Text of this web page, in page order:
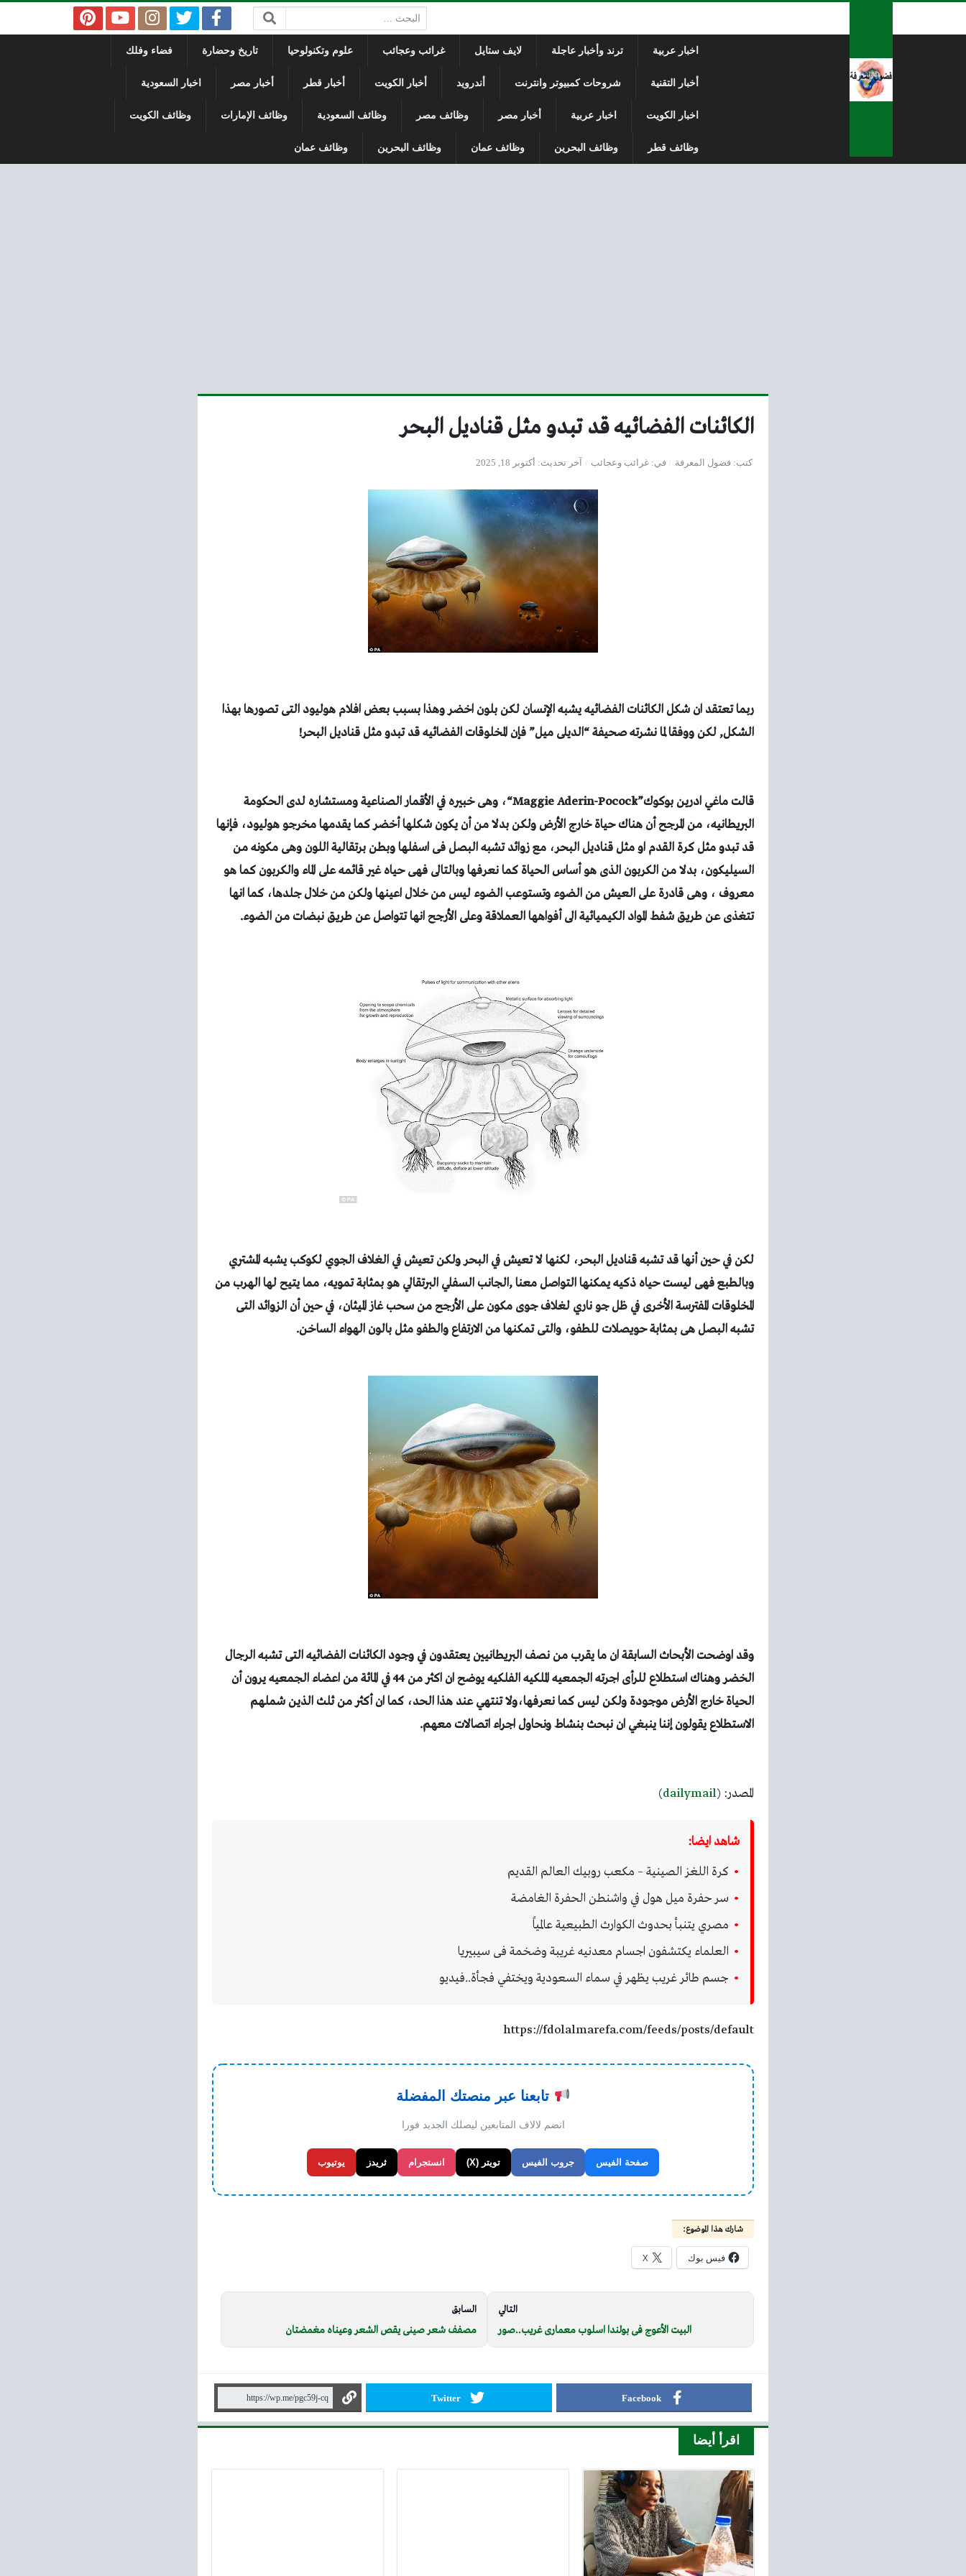
البحث:
اخبار عربية ترند وأخبار عاجلة لايف ستايل غرائب وعجائب علوم وتكنولوحيا تاريخ وحضارة فضاء وفلك
أخبار التقنية شروحات كمبيوتر وانترنت أندرويد أخبار الكويت أخبار قطر أخبار مصر اخبار السعودية
اخبار الكويت اخبار عربية أخبار مصر وظائف مصر وظائف السعودية وظائف الإمارات وظائف الكويت
وظائف قطر وظائف البحرين وظائف عمان وظائف البحرين وظائف عمان
الكائنات الفضائيه قد تبدو مثل قناديل البحر
كتب فضول المعرفة في غرائب وعجائب آخر تحديث أكتوبر 18, 2025
ربما تعتقد ان شكل الكائنات الفضائيه يشبه الإنسان لكن بلون اخضر وهذا بسبب بعض افلام هوليود التى تصورها بهذا
الشكل, لكن ووفقا لما نشرته صحيفة “الديلى ميل” فإن المخلوقات الفضائيه قد تبدو مثل قناديل البحر!
قالت ماغي ادرين بوكوك”Maggie Aderin-Pocock“، وهى خبيره في الأقمار الصناعية ومستشاره لدى الحكومة
البريطانيه، من المرجح أن هناك حياة خارج الأرضولكن بدلا من أن يكون شكلها أخضر كما يقدمها مخرجو هوليود، فإنها
قد تبدو مثل كرة القدم او مثل قناديل البحر، مع زوائد تشبه البصل فى اسفلها وبطن برتقالية اللونوهى مكونه من
السيليكون، بدلا من الكربون الذى هو أساس الحياة كما نعرفها وبالتالى فهى حياه غير قائمه على الماء والكربون كما هو
معروف ، وهى قادرة على العيش من الضوء وتستوعب الضوء ليس من خلال اعينها ولكن من خلال جلدها، كما انها
تتغذى عن طريق شفط المواد الكيميائية الى أفواهها العملاقة وعلى الأرجح انها تتواصل عن طريق نبضات من الضوء.
لكن في حين أنها قد تشبه قناديل البحر، لكنها لا تعيش في البحر ولكن تعيش في الغلاف الجوي لكوكب يشبه المشتري
وبالطبع فهى ليست حياه ذكيه يمكنها التواصل معنا ,الجانب السفلي البرتقالي هو بمثابة تمويه، مما يتيح لها الهرب من
المخلوقات المفترسة الأخرى في ظل جو ناري لغلاف جوى مكون على الأرجح من سحب غاز الميثان، في حين أن الزوائد التى
تشبهالبصل هى بمثابة حويصلات للطفو، والتى تمكنها من الارتفاع والطفو مثل بالون الهواء الساخن.
وقد اوضحت الأبحاث السابقة ان ما يقرب من نصف البريطانيين يعتقدون في وجود الكائنات الفضائيه التى تشبه الرجال
الخضر
وهناك استطلاع للرأى اجرته الجمعيه الملكيه الفلكيه يوضح ان اكثر من 44 في المائة من اعضاء الجمعيه يرون أن
الحياة خارج الأرض موجودة ولكن ليس كما نعرفها،ولا تنتهي عند هذا الحد، كما ان أكثر من ثلث الذين شملهم
الاستطلاع يقولون إننا ينبغي ان نبحث بنشاط ونحاول اجراء اتصالات معهم.
المصدر: (
dailymail
)
شاهد ايضا:
كرة اللغز الصينية – مكعب روبيك العالم القديم
سر حفرة ميل هول في واشنطن الحفرة الغامضة
مصري يتنبأ بحدوث الكوارث الطبيعية عالمياً
العلماء يكتشفون اجسام معدنيه غريبة وضخمة فى سيبيريا
جسم طائر غريب يظهر في سماء السعودية ويختفي فجأة..فيديو
https://fdolalmarefa.com/feeds/posts/default
تابعنا عبر منصتك المفضلة
انضم لالاف المتابعين ليصلك الجديد فورا
صفحة الفيس جروب الفيس تويتر (X) انستجرام ثريدز يوتيوب
شارك هذا الموضوع:
فيس بوك X
التالي
البيت الأعوج فى بولندا اسلوب معمارى غريب..صور
السابق
مصفف شعر صينى يقص الشعر وعيناه مغمضتان
Facebook
Twitter
اقرأ أيضا